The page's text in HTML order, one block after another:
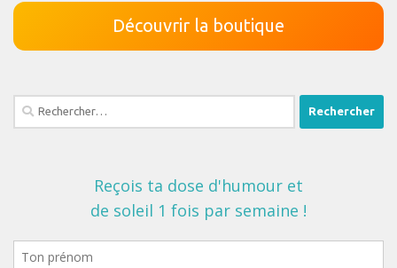
Découvrir la boutique
Rechercher :